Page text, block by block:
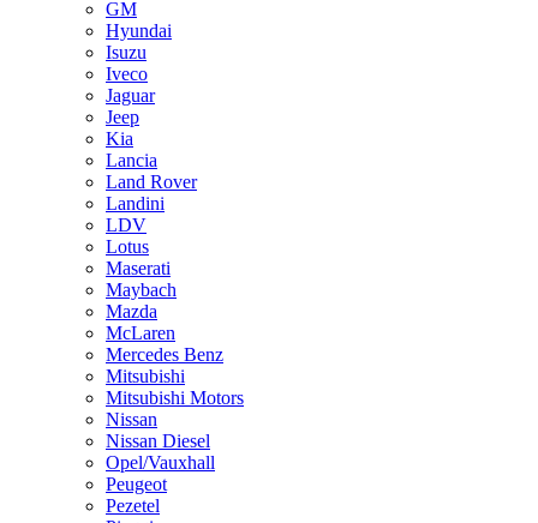
GM
Hyundai
Isuzu
Iveco
Jaguar
Jeep
Kia
Lancia
Land Rover
Landini
LDV
Lotus
Maserati
Maybach
Mazda
McLaren
Mercedes Benz
Mitsubishi
Mitsubishi Motors
Nissan
Nissan Diesel
Opel/Vauxhall
Peugeot
Pezetel